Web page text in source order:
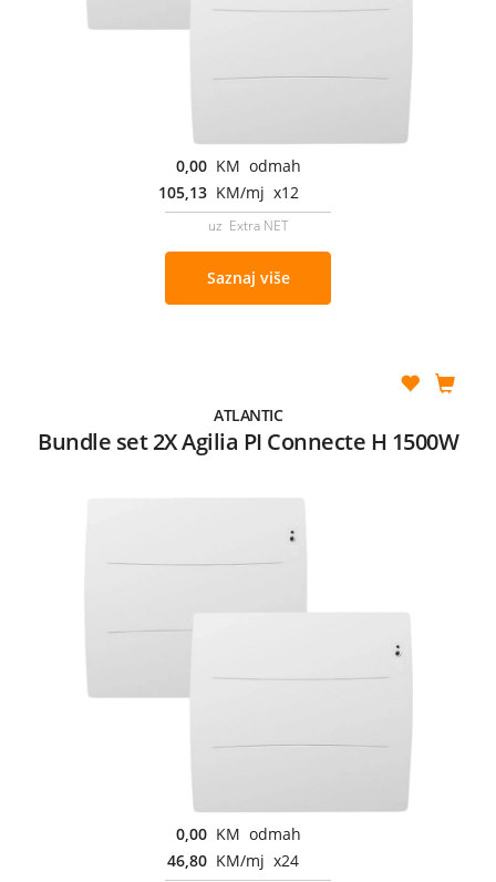
0,00 KM odmah
105,13 KM/mj x12
uz Extra NET
Saznaj više
ATLANTIC
Bundle set 2X Agilia PI Connecte H 1500W
0,00 KM odmah
46,80 KM/mj x24